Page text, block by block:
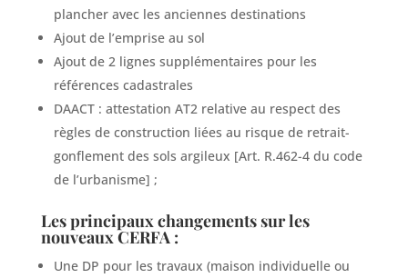
plancher avec les anciennes destinations
Ajout de l’emprise au sol
Ajout de 2 lignes supplémentaires pour les
références cadastrales
DAACT : attestation AT2 relative au respect des
règles de construction liées au risque de retrait-
gonflement des sols argileux [Art. R.462-4 du code
de l’urbanisme] ;
Les principaux changements sur les
nouveaux CERFA :
Une DP pour les travaux (maison individuelle ou